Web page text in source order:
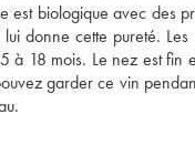
est biologique avec des
donne cette pureté. Les
à 18 mois. Le nez est fin
garder ce vin